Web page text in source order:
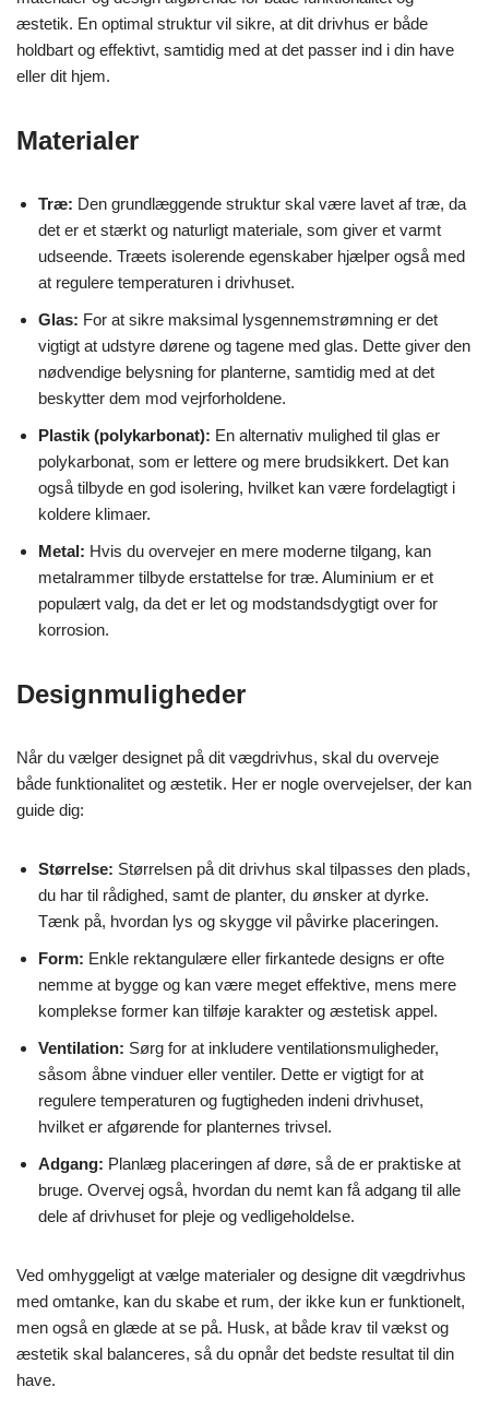
æstetik. En optimal struktur vil sikre, at dit drivhus er både
holdbart og effektivt, samtidig med at det passer ind i din have
eller dit hjem.
Materialer
Træ: Den grundlæggende struktur skal være lavet af træ, da
det er et stærkt og naturligt materiale, som giver et varmt
udseende. Træets isolerende egenskaber hjælper også med
at regulere temperaturen i drivhuset.
Glas: For at sikre maksimal lysgennemstrømning er det
vigtigt at udstyre dørene og tagene med glas. Dette giver den
nødvendige belysning for planterne, samtidig med at det
beskytter dem mod vejrforholdene.
Plastik (polykarbonat): En alternativ mulighed til glas er
polykarbonat, som er lettere og mere brudsikkert. Det kan
også tilbyde en god isolering, hvilket kan være fordelagtigt i
koldere klimaer.
Metal: Hvis du overvejer en mere moderne tilgang, kan
metalrammer tilbyde erstattelse for træ. Aluminium er et
populært valg, da det er let og modstandsdygtigt over for
korrosion.
Designmuligheder
Når du vælger designet på dit vægdrivhus, skal du overveje
både funktionalitet og æstetik. Her er nogle overvejelser, der kan
guide dig:
Størrelse: Størrelsen på dit drivhus skal tilpasses den plads,
du har til rådighed, samt de planter, du ønsker at dyrke.
Tænk på, hvordan lys og skygge vil påvirke placeringen.
Form: Enkle rektangulære eller firkantede designs er ofte
nemme at bygge og kan være meget effektive, mens mere
komplekse former kan tilføje karakter og æstetisk appel.
Ventilation: Sørg for at inkludere ventilationsmuligheder,
såsom åbne vinduer eller ventiler. Dette er vigtigt for at
regulere temperaturen og fugtigheden indeni drivhuset,
hvilket er afgørende for planternes trivsel.
Adgang: Planlæg placeringen af døre, så de er praktiske at
bruge. Overvej også, hvordan du nemt kan få adgang til alle
dele af drivhuset for pleje og vedligeholdelse.
Ved omhyggeligt at vælge materialer og designe dit vægdrivhus
med omtanke, kan du skabe et rum, der ikke kun er funktionelt,
men også en glæde at se på. Husk, at både krav til vækst og
æstetik skal balanceres, så du opnår det bedste resultat til din
have.